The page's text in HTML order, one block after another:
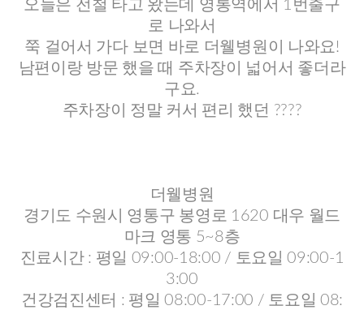
오늘은 전철 타고 왔는데 영통역에서 1번출구
로 나와서
쭉 걸어서 가다 보면 바로 더웰병원이 나와요!
남편이랑 방문 했을 때 주차장이 넓어서 좋더라
구요.
주차장이 정말 커서 편리 했던 ????
더웰병원
경기도 수원시 영통구 봉영로 1620 대우 월드
마크 영통 5~8층
진료시간 : 평일 09:00-18:00 / 토요일 09:00-1
3:00
건강검진센터 : 평일 08:00-17:00 / 토요일 08: